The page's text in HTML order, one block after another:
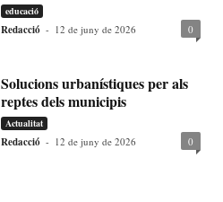
educació
Redacció - 12 de juny de 2026 0
Solucions urbanístiques per als
reptes dels municipis
Actualitat
Redacció - 12 de juny de 2026 0